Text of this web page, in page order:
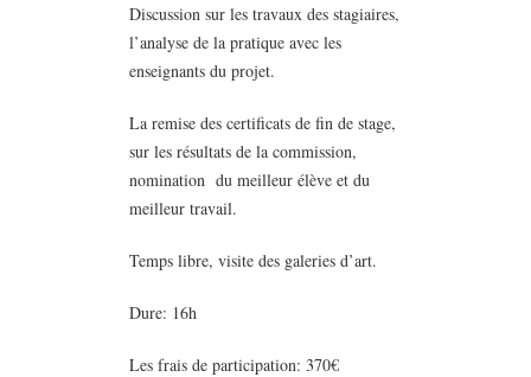
Discussion sur les travaux des stagiaires,
l’analyse de la pratique avec les
enseignants du projet.
La remise des certificats de fin de stage,
sur les résultats de la commission,
nomination du meilleur élève et du
meilleur travail.
Temps libre, visite des galeries d’art.
Dure: 16h
Les frais de participation: 370€